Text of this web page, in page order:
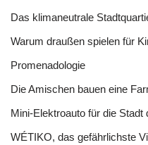
Das klimaneutrale
Warum draußen spielen für
Promenadologie
Die Amischen bauen eine
Mini-Elektroauto für die Stadt
WÉTIKO, das gefährlichste